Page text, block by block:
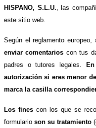
HISPANO, S.L.U. , las
este sitio web.
Según el reglamento europeo,
enviar comentarios con tus
padres o tutores legales.
autorización si eres menor
marca la casilla
Los finescon los que se
formularioson su tratamiento